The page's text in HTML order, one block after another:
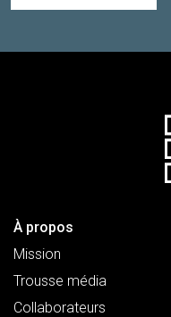
À propos
Mission
Trousse média
Collaborateurs